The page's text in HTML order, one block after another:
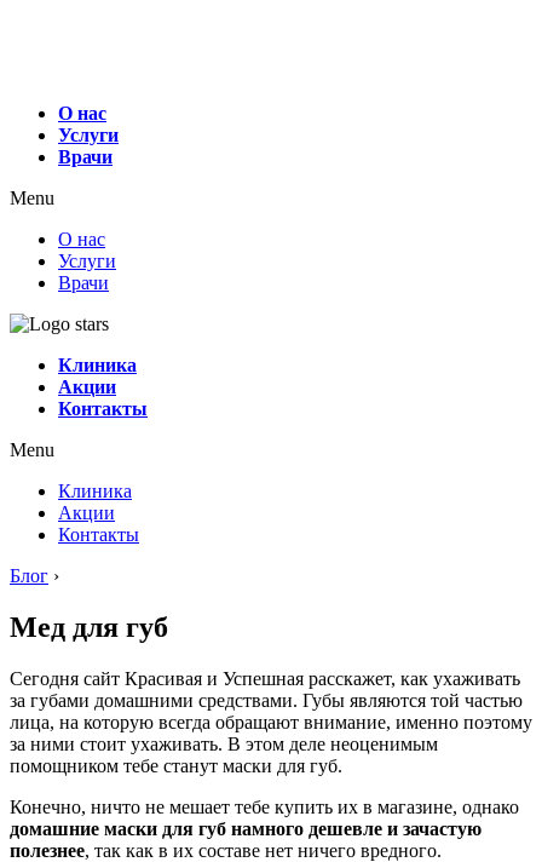
О нас
Услуги
Врачи
Menu
О нас
Услуги
Врачи
Клиника
Акции
Контакты
Menu
Клиника
Акции
Контакты
Блог ›
Мед для губ
Сегодня сайт Красивая и Успешная расскажет, как ухаживать
за губами домашними средствами. Губы являются той частью
лица, на которую всегда обращают внимание, именно поэтому
за ними стоит ухаживать. В этом деле неоценимым
помощником тебе станут маски для губ.
Конечно, ничто не мешает тебе купить их в магазине, однако
домашние маски для губ намного дешевле и зачастую
полезнее, так как в их составе нет ничего вредного.